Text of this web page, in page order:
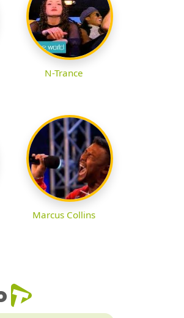
N-Trance
Marcus Collins